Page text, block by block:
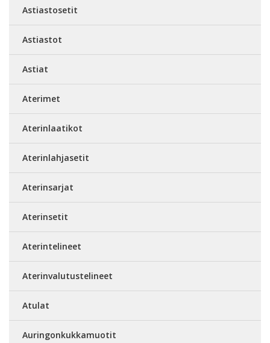
Astiastosetit
Astiastot
Astiat
Aterimet
Aterinlaatikot
Aterinlahjasetit
Aterinsarjat
Aterinsetit
Aterintelineet
Aterinvalutustelineet
Atulat
Auringonkukkamuotit